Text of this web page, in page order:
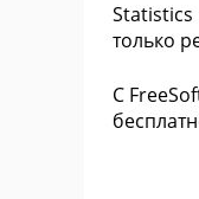
Statistics
только
С